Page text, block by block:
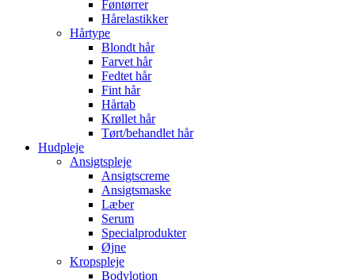
Føntørrer
Hårelastikker
Hårtype
Blondt hår
Farvet hår
Fedtet hår
Fint hår
Hårtab
Krøllet hår
Tørt/behandlet hår
Hudpleje
Ansigtspleje
Ansigtscreme
Ansigtsmaske
Læber
Serum
Specialprodukter
Øjne
Kropspleje
Bodylotion